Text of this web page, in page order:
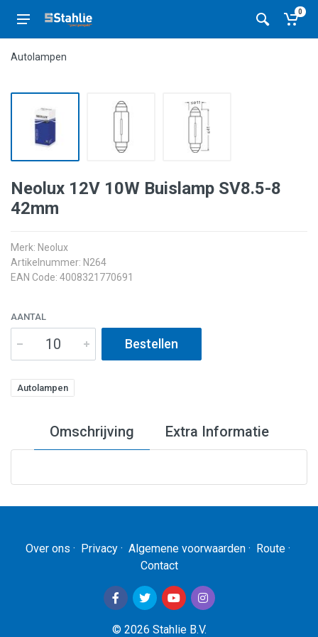
0
Autolampen
Neolux 12V 10W Buislamp SV8.5-8
42mm
Merk: Neolux
Artikelnummer: N264
EAN Code: 4008321770691
AANTAL
Bestellen
Autolampen
Omschrijving Extra Informatie
N264
Over ons · Privacy· Algemene voorwaarden· Route·
Contact
© 2026 Stahlie B.V.